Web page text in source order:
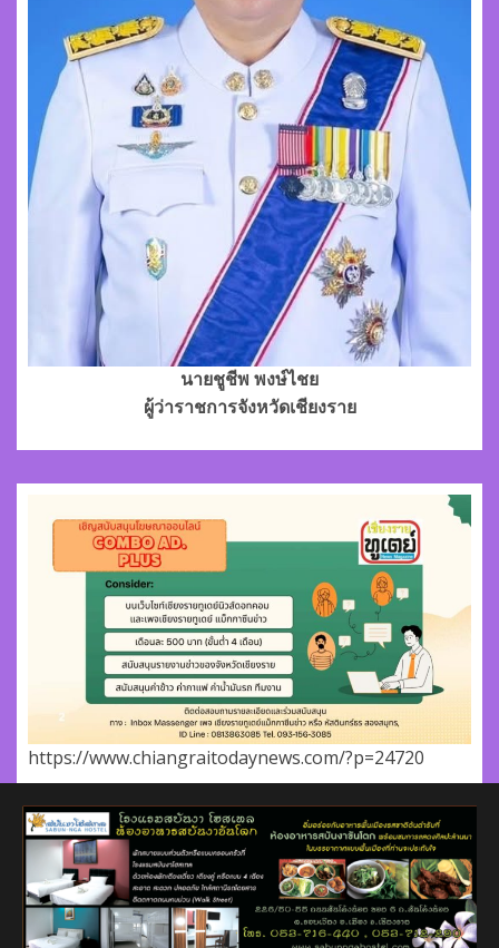
นายชูชีพ พงษ์ไชย
ผู้ว่าราชการจังหวัดเชียงราย
https://www.chiangraitodaynews.com/?p=24720